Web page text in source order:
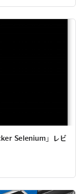
Selenium」レビ